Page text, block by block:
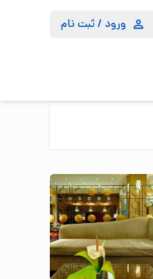
ورود / ثبت نام